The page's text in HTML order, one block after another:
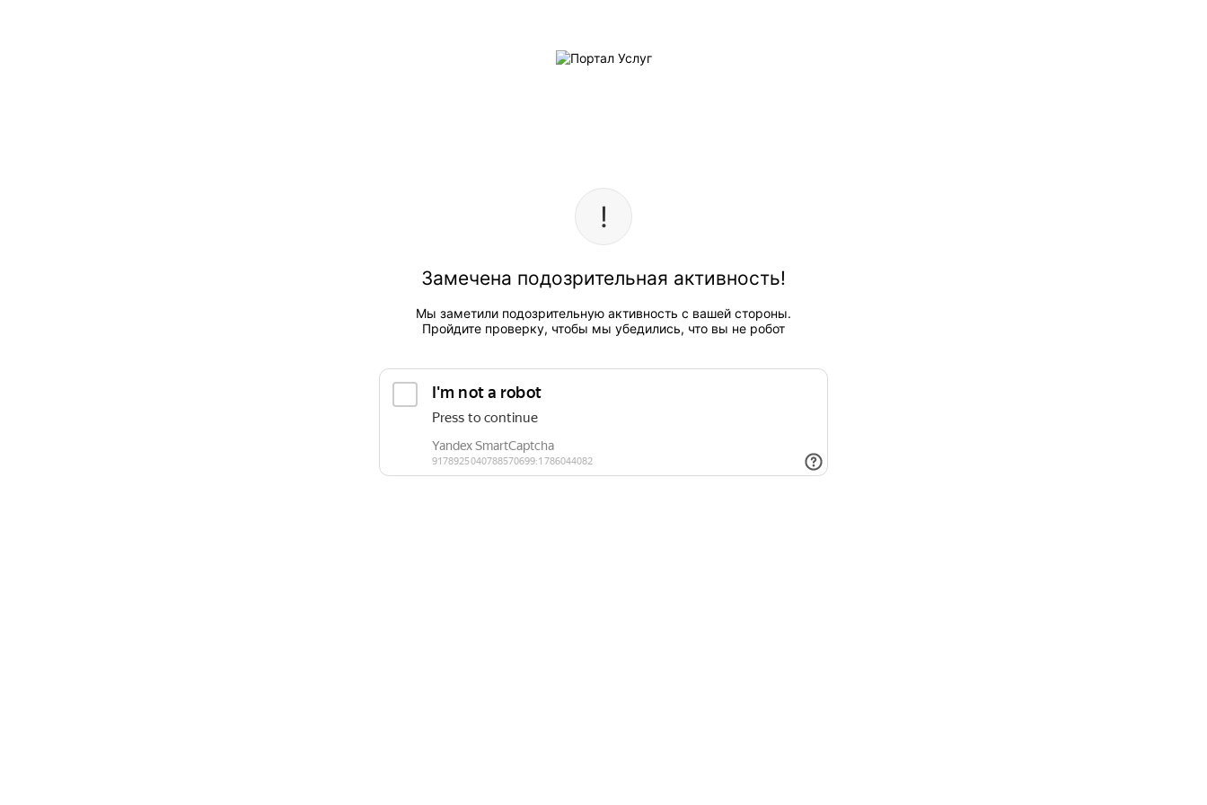
Замечена подозрительная активность!
Мы заметили подозрительную активность с вашей стороны.
Пройдите проверку, чтобы мы убедились, что вы не робот